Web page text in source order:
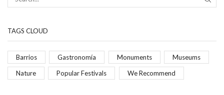
TAGS CLOUD
Barrios Gastronomía Monuments Museums
Nature Popular Festivals We Recommend